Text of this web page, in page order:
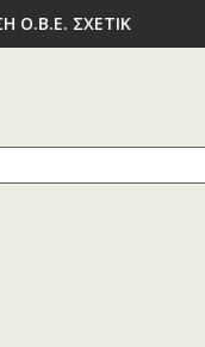
ΟΙΚΟΝΟΜΙΑΣ
ΣΧΕΤΙΚΑ ΜΕ ΤΗΝ